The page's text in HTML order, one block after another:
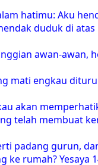
hatimu: Aku
duduk di
awan-awan,
mati engkau
akan
telah membuat
padang gurun,
rumah? Yesaya